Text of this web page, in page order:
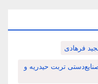
فرهادی
تربت حیدریه و